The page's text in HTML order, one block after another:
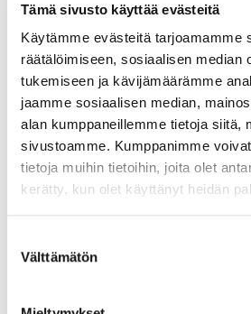
Tämä sivusto käyttää evästeitä
Käytämme evästeitä tarjoamamme
räätälöimiseen, sosiaalisen median
tukemiseen ja kävijämäärämme
jaamme sosiaalisen median,
alan kumppaneillemme tietoja siitä,
sivustoamme. Kumppanimme
tietoja muihin tietoihin, joita olet
kerätty, kun olet käyttänyt heidän
valinta
Välttämätön
Brian Herbert, Byron Merritt, Kim
Anderson on toiminut
Villeneuven luovaan tiimiin
tekijät: kuvauksen Oscar-voittaja
lavastuksen Oscar-voittaja
leikkauksen Oscar-voittaja Joe
tehosteiden Oscar-voittaja Paul
pukusuunnittelun Oscar-voittaja
Dhabissa, Jordaniassa ja Italiassa